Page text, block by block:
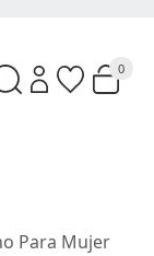
0
Para Mujer